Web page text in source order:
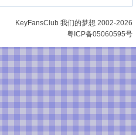
KeyFansClub 我们的梦想 2002-2026
粤ICP备05060595号